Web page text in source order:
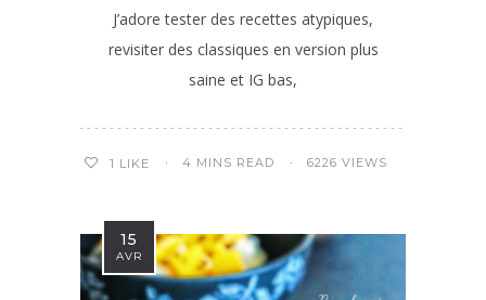
J’adore tester des recettes atypiques,
revisiter des classiques en version plus
saine et IG bas,
1 LIKE 4 MINS READ 6226 VIEWS
15
AVR